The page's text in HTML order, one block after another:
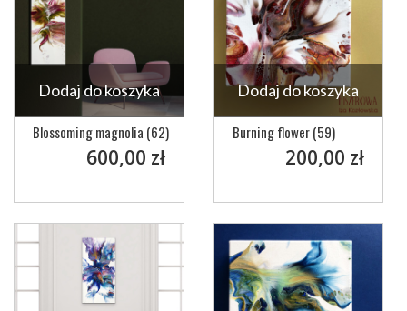
Blossoming magnolia (62)
600,00 zł
Dodaj do koszyka
Burning flower (59)
200,00 zł
Dodaj do koszyka